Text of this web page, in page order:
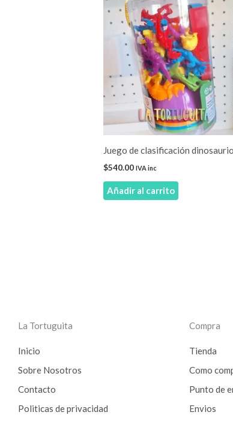
Juego de clasificación
$540.00 IVA inc
Añadir al carrito
La Tortuguita
Inicio
Sobre Nosotros
Contacto
Politicas de privacidad
Compra
Tienda
Como
Punto de
Envios